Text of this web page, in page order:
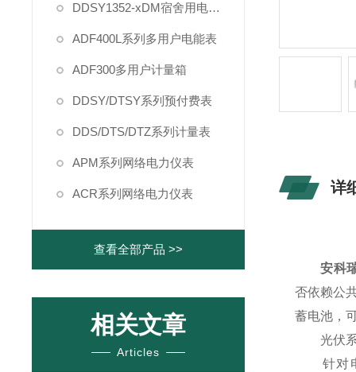
DDSY1352-xDM宿舍用电管理
ADF400L系列多用户电能表
ADF300多用户计量箱
DDSY/DTSY系列预付费表
DDS/DTS/DTZ系列计量表
APM系列网络电力仪表
ACR系列网络电力仪表
查看全部产品 >>
相关文章
Articles
详
安科
否依赖公
蓄电池，
光伏系
针对电